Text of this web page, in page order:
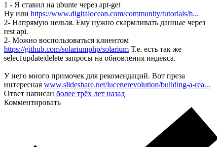
1 - Я ставил на ubunte через apt-get
Ну или https://www.digitalocean.com/community/tutorials/h...
2- Напрямую нельзя. Ему нужно скармливать данные через
rest api.
2- Можно воспользоваться клиентом
https://github.com/solariumphp/solarium Т.е. есть так же
select|update|delete запросы на обновления индекса.
У него много примочек для рекомендаций. Вот преза
интересная www.slideshare.net/lucenerevolution/building-a-rea...
Ответ написан более трёх лет назад
Комментировать